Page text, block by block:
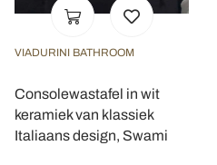
VIADURINI BATHROOM
Consolewastafel in wit
keramiek van klassiek
Italiaans design, Swami